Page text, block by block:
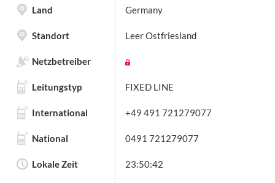
Land Germany
Standort Leer Ostfriesland
Netzbetreiber
Leitungstyp FIXED LINE
International +49 491 721279077
National 0491 721279077
Lokale Zeit 23:50:42